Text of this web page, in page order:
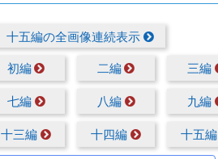
十五編の全画像連続表示
初編 二編 三編
七編 八編 九編
十三編 十四編 十五編